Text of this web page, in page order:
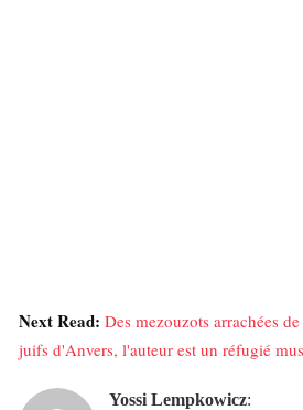
Next Read: Des mezouzots arrachées
juifs d'Anvers, l'auteur est un réfugié
Yossi Lempkowicz: